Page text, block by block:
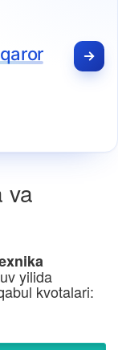
qaror
va
yilida
kvotalari: